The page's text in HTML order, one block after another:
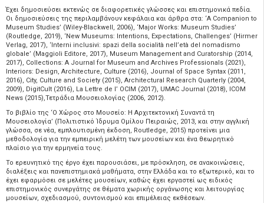
Έχει δημοσιεύσει εκτενώς σε διαφορετικές γλώσσες και επιστημονικά πεδία.
Οι δημοσιεύσεις της περιλαμβάνουν κεφάλαια και άρθρα στα: ‘A Companion to
Museum Studies’ (Wiley-Blackwell, 2006), ‘Major Works: Museum Studies’
(Routledge, 2019), ‘Νew Museums: Intentions, Expectations, Challenges’ (Hirmer
Verlag, 2017), ‘Interni inclusivi: spazi della socialità nell’età del nomadismo
globale’ (Maggioli Editore, 2017), Museum Management and Curatorship (2014,
2017), Collections: A Journal for Museum and Archives Professionals (2021),
Interiors: Design, Architecture, Culture (2016), Journal of Space Syntax (2011,
2016), City, Culture and Society (2015), Architectural Research Quarterly (2004,
2009), DigitCult (2016), La Lettre de l’ OCIM (2017), UMAC Journal (2018), ICOM
News (2015),Τετράδια Μουσειολογίας (2006, 2012).
Το βιβλίο της ‘Ο Χώρος στο Μουσείο: Η Αρχιτεκτονική Συναντά τη
Μουσειολογία’ (Πολιτιστικό Ίδρυμα Ομίλου Πειραιώς, 2013, και στην αγγλική
γλώσσα, σε νέα, εμπλουτισμένη έκδοση, Routledge, 2015) προτείνει μια
μεθοδολογία για την εμπειρική μελέτη των μουσείων και ένα θεωρητικό
πλαίσιο για την ερμηνεία τους.
Το ερευνητικό της έργο έχει παρουσιάσει, με πρόσκληση, σε ανακοινώσεις,
διαλέξεις και πανεπιστημιακά μαθήματα, στην Ελλάδα και το εξωτερικό, και το
έχει εφαρμόσει σε μελέτες μουσείων, καθώς έχει εργαστεί ως ειδικός
επιστημονικός συνεργάτης σε θέματα χωρικής οργάνωσης και λειτουργίας
μουσείων, σχεδιασμού, συντονισμού και επιμέλειας εκθέσεων.